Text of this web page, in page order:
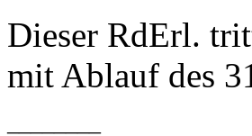
Dieser RdErl.
mit Ablauf des